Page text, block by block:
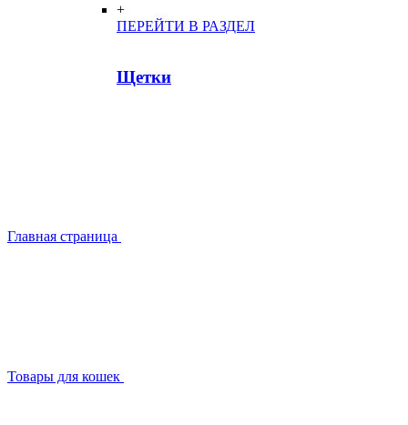
+
ПЕРЕЙТИ В РАЗДЕЛ
Щетки
Главная страница
Товары для кошек